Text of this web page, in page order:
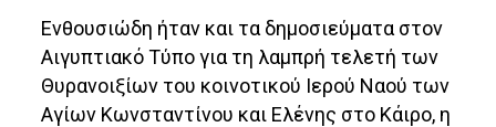
Ενθουσιώδη ήταν και τα δημοσιεύματα στον
Αιγυπτιακό Τύπο για τη λαμπρή τελετή των
Θυρανοιξίων του κοινοτικού Ιερού Ναού των
Αγίων Κωνσταντίνου και Ελένης στο Κάιρο, η